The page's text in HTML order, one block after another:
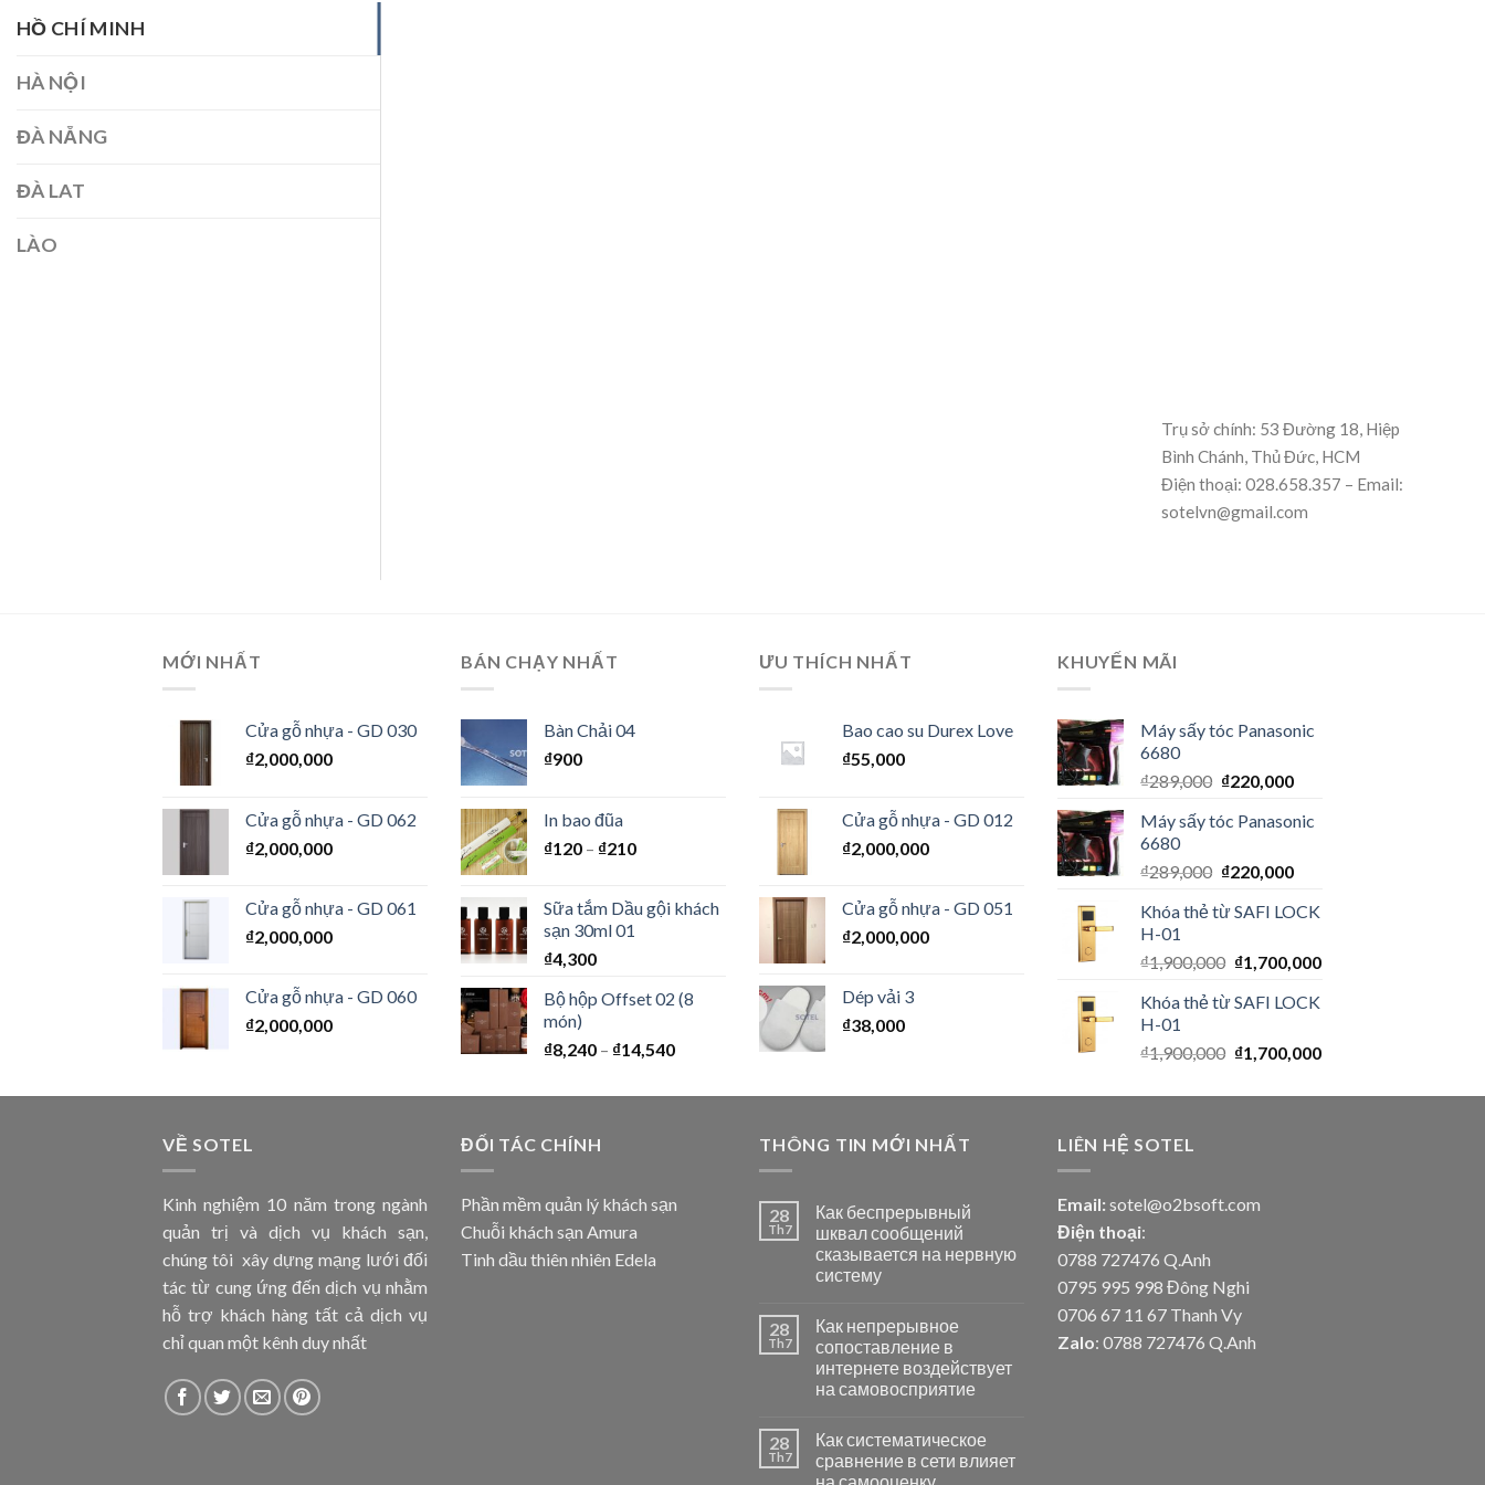
HỒ CHÍ MINH
HÀ NỘI
ĐÀ NẴNG
ĐÀ LAT
LÀO
Trụ sở chính: 53 Đường 18, Hiệp
Bình Chánh, Thủ Đức, HCM
Điện thoại: 028.658.357 – Email:
sotelvn@gmail.com
MỚI NHẤT
Cửa gỗ nhựa - GD 030
₫2,000,000
Cửa gỗ nhựa - GD 062
₫2,000,000
Cửa gỗ nhựa - GD 061
₫2,000,000
Cửa gỗ nhựa - GD 060
₫2,000,000
BÁN CHẠY NHẤT
Bàn Chải 04
₫900
In bao đũa
₫120 – ₫210
Sữa tắm Dầu gội khách
sạn 30ml 01
₫4,300
Bộ hộp Offset 02 (8
món)
₫8,240 – ₫14,540
ƯU THÍCH NHẤT
Bao cao su Durex Love
₫55,000
Cửa gỗ nhựa - GD 012
₫2,000,000
Cửa gỗ nhựa - GD 051
₫2,000,000
Dép vải 3
₫38,000
KHUYẾN MÃI
Máy sấy tóc Panasonic
6680
₫289,000 ₫220,000
Máy sấy tóc Panasonic
6680
₫289,000 ₫220,000
Khóa thẻ từ SAFI LOCK
H-01
₫1,900,000 ₫1,700,000
Khóa thẻ từ SAFI LOCK
H-01
₫1,900,000 ₫1,700,000
VỀ SOTEL
Kinh nghiệm 10 năm trong ngành
quản trị và dịch vụ khách sạn,
chúng tôi xây dựng mạng lưới đối
tác từ cung ứng đến dịch vụ nhằm
hỗ trợ khách hàng tất cả dịch vụ
chỉ quan một kênh duy nhất
ĐỐI TÁC CHÍNH
Phần mềm quản lý khách sạn
Chuỗi khách sạn Amura
Tinh dầu thiên nhiên Edela
THÔNG TIN MỚI NHẤT
28
Th7
Как беспрерывный
шквал сообщений
сказывается на нервную
систему
28
Th7
Как непрерывное
сопоставление в
интернете воздействует
на самовосприятие
28
Th7
Как систематическое
сравнение в сети влияет
LIÊN HỆ SOTEL
Email: sotel@o2bsoft.com
Điện thoại:
0788 727476 Q.Anh
0795 995 998 Đông Nghi
0706 67 11 67 Thanh Vy
Zalo: 0788 727476 Q.Anh